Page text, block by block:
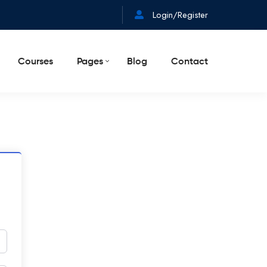
Login/Register
Courses Pages Blog Contact